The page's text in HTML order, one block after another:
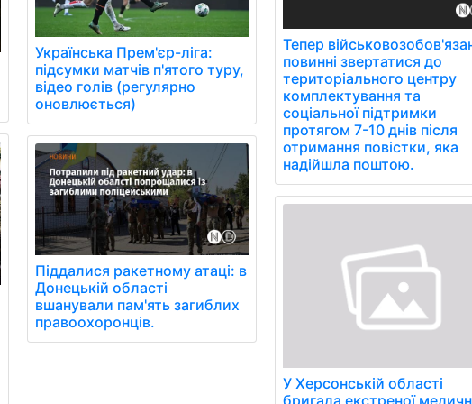
Українська Прем'єр-ліга:
підсумки матчів п'ятого туру,
відео голів (регулярно
оновлюється)
Піддалися ракетному атаці: в
Донецькій області
вшанували пам'ять загиблих
правоохоронців.
Тепер
повинні звертатися до
територіального центру
комплектування та
соціальної підтримки
протягом 7-10 днів після
отримання повістки, яка
надійшла поштою.
У Херсонській області
бригада екстреної